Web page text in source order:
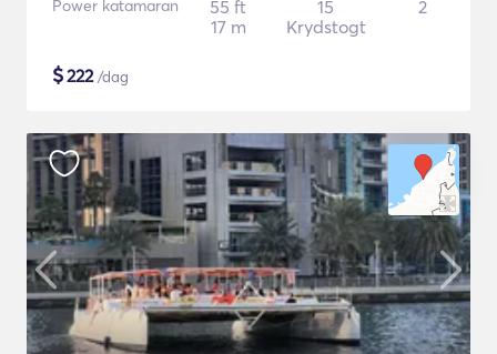
Power katamaran
55 ft
17 m
15
Krydstogt
2
$222/dag